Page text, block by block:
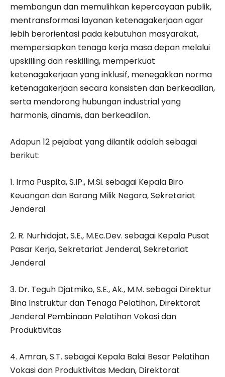
membangun dan memulihkan kepercayaan publik,
mentransformasi layanan ketenagakerjaan agar
lebih berorientasi pada kebutuhan masyarakat,
mempersiapkan tenaga kerja masa depan melalui
upskilling dan reskilling, memperkuat
ketenagakerjaan yang inklusif, menegakkan norma
ketenagakerjaan secara konsisten dan berkeadilan,
serta mendorong hubungan industrial yang
harmonis, dinamis, dan berkeadilan.
Adapun 12 pejabat yang dilantik adalah sebagai
berikut:
1. Irma Puspita, S.IP., M.Si. sebagai Kepala Biro
Keuangan dan Barang Milik Negara, Sekretariat
Jenderal
2. R. Nurhidajat, S.E., M.Ec.Dev. sebagai Kepala Pusat
Pasar Kerja, Sekretariat Jenderal, Sekretariat
Jenderal
3. Dr. Teguh Djatmiko, S.E., Ak., M.M. sebagai Direktur
Bina Instruktur dan Tenaga Pelatihan, Direktorat
Jenderal Pembinaan Pelatihan Vokasi dan
Produktivitas
4. Amran, S.T. sebagai Kepala Balai Besar Pelatihan
Vokasi dan Produktivitas Medan, Direktorat